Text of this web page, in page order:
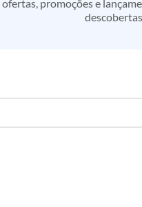
ofertas, promoções e